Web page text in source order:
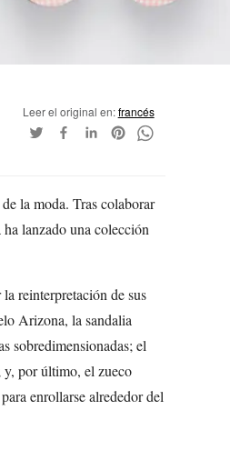
Leer el original en:francés
la moda. Tras colaborar
lanzado una colección
reinterpretación de sus
Arizona, la sandalia
sobredimensionadas; el
y, por último, el zueco
enrollarse alrededor del